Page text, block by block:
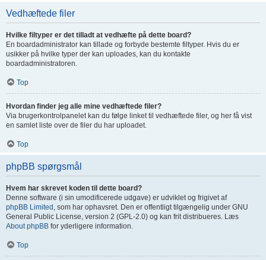
Vedhæftede filer
Hvilke filtyper er det tilladt at vedhæfte på dette board?
En boardadministrator kan tillade og forbyde bestemte filtyper. Hvis du er
usikker på hvilke typer der kan uploades, kan du kontakte
boardadministratoren.
Top
Hvordan finder jeg alle mine vedhæftede filer?
Via brugerkontrolpanelet kan du følge linket til vedhæftede filer, og her få vist
en samlet liste over de filer du har uploadet.
Top
phpBB spørgsmål
Hvem har skrevet koden til dette board?
Denne software (i sin umodificerede udgave) er udviklet og frigivet af
phpBB Limited , som har ophavsret. Den er offentligt tilgængelig under GNU
General Public License, version 2 (GPL-2.0) og kan frit distribueres. Læs
About phpBB for yderligere information.
Top